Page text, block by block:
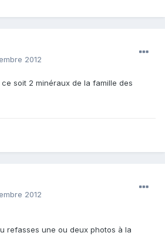
2012
soit 2 minéraux de la famille des
2012
refasses une ou deux photos à la